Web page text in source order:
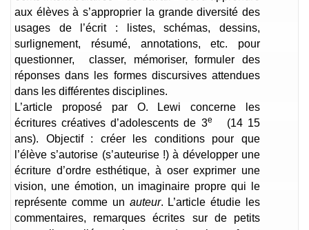
aux élèves à s’approprier la grande diversité des
usages de l’écrit : listes, schémas, dessins,
surlignement, résumé, annotations, etc. pour
questionner, classer, mémoriser, formuler des
réponses dans les formes discursives attendues
dans les différentes disciplines.
L’article proposé par O. Lewi concerne les
écritures créatives d’adolescents de 3e
(14 15
ans). Objectif : créer les conditions pour que
l’élève s’autorise (s’auteurise !) à développer une
écriture d’ordre esthétique, à oser exprimer une
vision, une émotion, un imaginaire propre qui le
représente comme un auteur. L’article étudie les
commentaires, remarques écrites sur de petits